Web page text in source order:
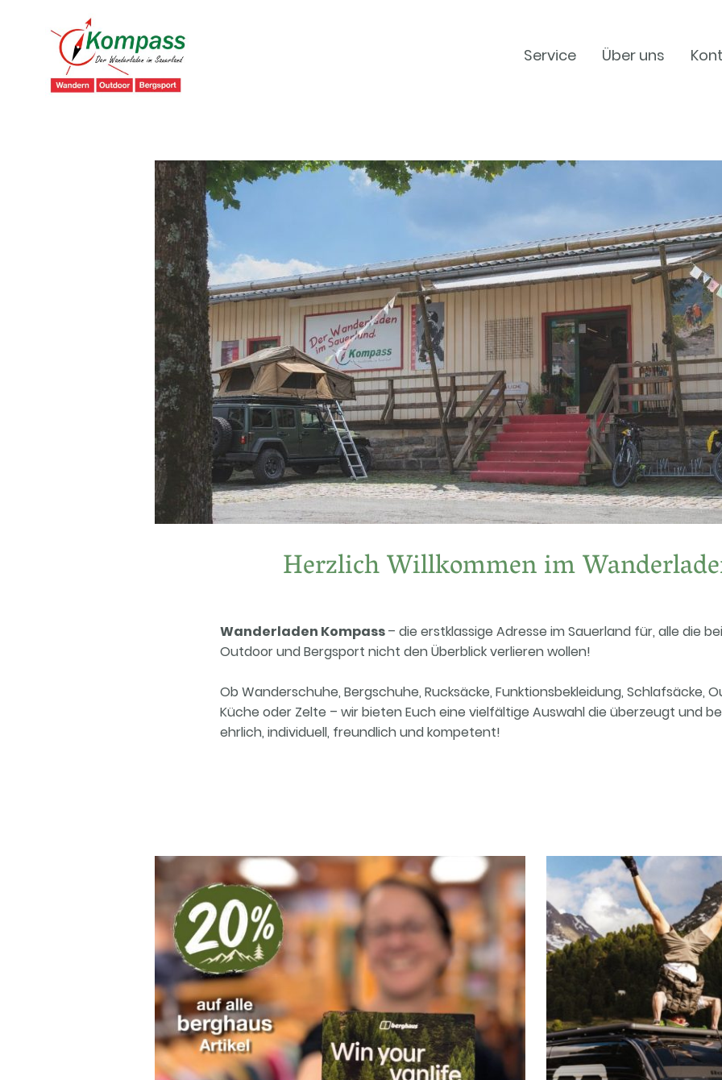
Service Über uns
Herzlich Willkommen im
Wanderladen Kompass– die erstklassige Adresse im Sauerland für, alle die
Outdoor und Bergsport nicht den Überblick verlieren wollen!
Ob Wanderschuhe, Bergschuhe, Rucksäcke, Funktionsbekleidung, Schlafsäcke,
Küche oder Zelte – wir bieten Euch eine vielfältige Auswahl die überzeugt und
ehrlich, individuell, freundlich und kompetent!